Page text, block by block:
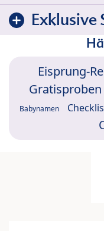
Exklusive
Eisprung-
Gratisproben
Babynamen